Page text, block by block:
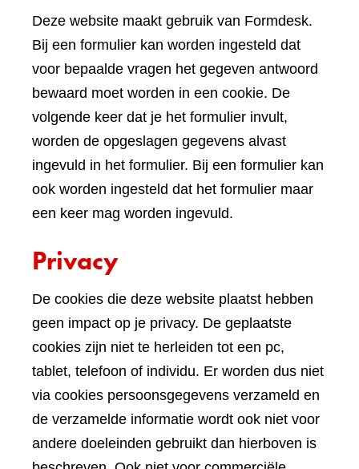
Deze website maakt gebruik van Formdesk.
Bij een formulier kan worden ingesteld dat
voor bepaalde vragen het gegeven antwoord
bewaard moet worden in een cookie. De
volgende keer dat je het formulier invult,
worden de opgeslagen gegevens alvast
ingevuld in het formulier. Bij een formulier kan
ook worden ingesteld dat het formulier maar
een keer mag worden ingevuld.
Privacy
De cookies die deze website plaatst hebben
geen impact op je privacy. De geplaatste
cookies zijn niet te herleiden tot een pc,
tablet, telefoon of individu. Er worden dus niet
via cookies persoonsgegevens verzameld en
de verzamelde informatie wordt ook niet voor
andere doeleinden gebruikt dan hierboven is